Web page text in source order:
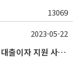
13069
전주시 2023년 상반기 대학생 학자금 대출이자 지원 사업 안내
2023-05-22